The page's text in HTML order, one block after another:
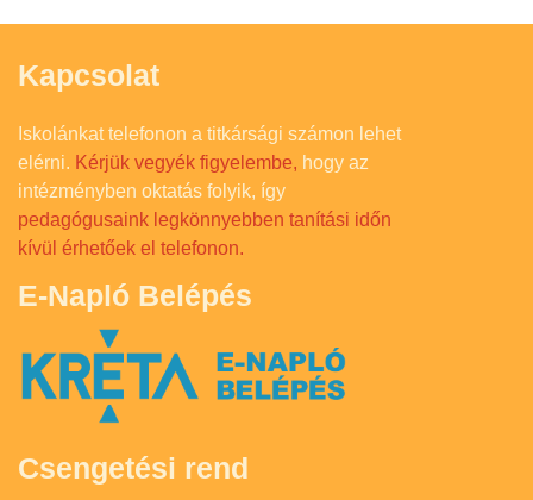
Kapcsolat
Iskolánkat telefonon a titkársági számon lehet
elérni. Kérjük vegyék figyelembe, hogy az
intézményben oktatás folyik, így
pedagógusaink legkönnyebben tanítási időn
kívül érhetőek el telefonon.
E-Napló Belépés
Csengetési rend